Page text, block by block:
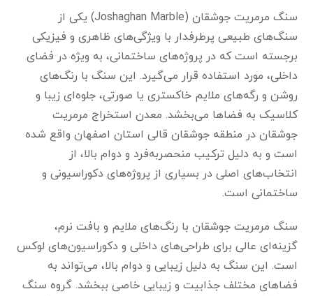
سنگ مرمریت جوشقان (Joshaghan Marble) یکی از
سنگ‌های طبیعی پرطرفدار با ویژگی‌های ظاهری و فیزیکی
برجسته است که در پروژه‌های ساختمانی، به ویژه در فضای
داخلی، مورد استفاده قرار می‌گیرد. این سنگ با رنگ‌های
روشن و رگه‌های ملایم خاکستری یا صورتی، جلوه‌ای زیبا و
کلاسیک به فضاها می‌بخشد. معدن استخراج مرمریت
جوشقان در منطقه جوشقان قالی استان اصفهان واقع شده
است و به دلیل ترکیب منحصربه‌فرد و دوام بالا، از
انتخاب‌های اصلی در بسیاری از پروژه‌های دکوراسیونی و
ساختمانی است.
سنگ مرمریت جوشقان با رنگ‌های ملایم و بافت نرم،
گزینه‌ای عالی برای طراحی‌های داخلی و دکوراسیون‌های لوکس
است. این سنگ به دلیل زیبایی و دوام بالا، می‌تواند به
فضاهای مختلف جذابیت و زیبایی خاصی ببخشد. گروه سنگ